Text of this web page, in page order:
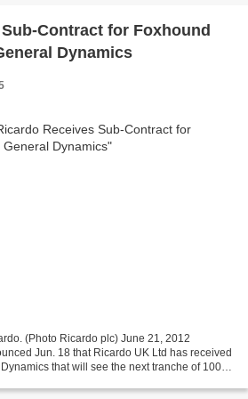
Contract for Foxhound
Dynamics
(Photo Ricardo plc) June 21, 2012
Jun. 18 that Ricardo UK Ltd has received
that will see the next tranche of 100